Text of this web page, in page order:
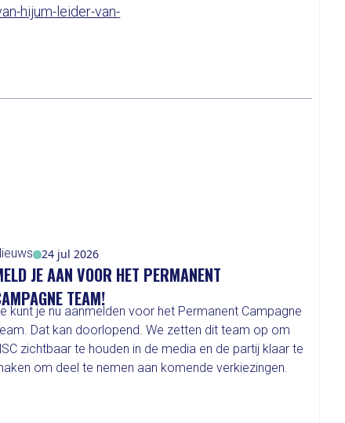
hijum-leider-van-
24 jul 2026
JE AAN VOOR HET PERMANENT
TEAM!
kunt je nu aanmelden voor het Permanent Campagne
Dat kan doorlopend. We zetten dit team op om
zichtbaar te houden in de media en de partij klaar te
om deel te nemen aan komende verkiezingen.